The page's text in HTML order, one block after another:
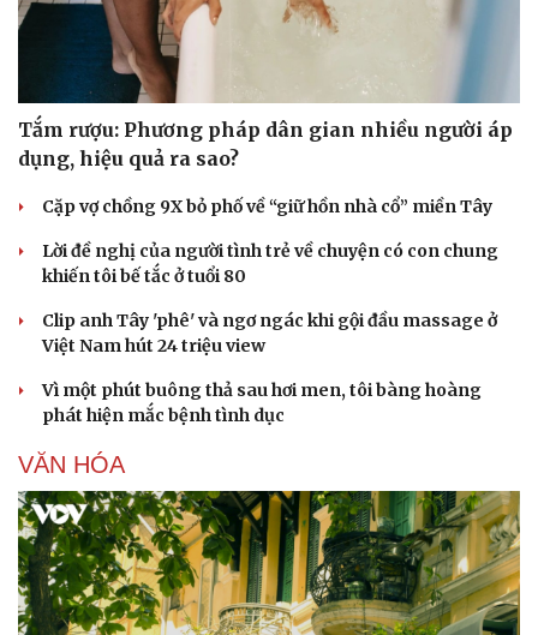
Cải chính
Tắm rượu: Phương pháp dân gian nhiều người áp
dụng, hiệu quả ra sao?
Cặp vợ chồng 9X bỏ phố về “giữ hồn nhà cổ” miền Tây
Lời đề nghị của người tình trẻ về chuyện có con chung
khiến tôi bế tắc ở tuổi 80
Clip anh Tây 'phê' và ngơ ngác khi gội đầu massage ở
Việt Nam hút 24 triệu view
Vì một phút buông thả sau hơi men, tôi bàng hoàng
phát hiện mắc bệnh tình dục
VĂN HÓA